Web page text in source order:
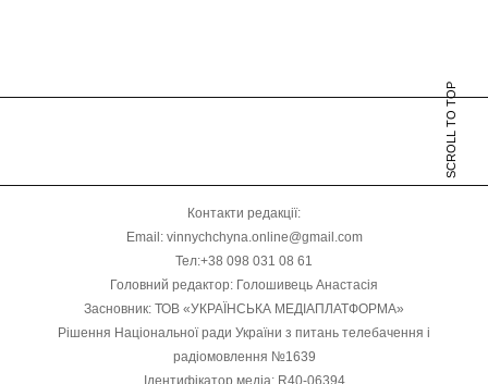
SCROLL TO TOP
Контакти редакції:
Email: vinnychchyna.online@gmail.com
Тел:+38 098 031 08 61
Головний редактор: Голошивець Анастасія
Засновник: ТОВ «УКРАЇНСЬКА МЕДІАПЛАТФОРМА»
Рішення Національної ради України з питань телебачення і
радіомовлення №1639
Ідентифікатор медіа: R40-06394